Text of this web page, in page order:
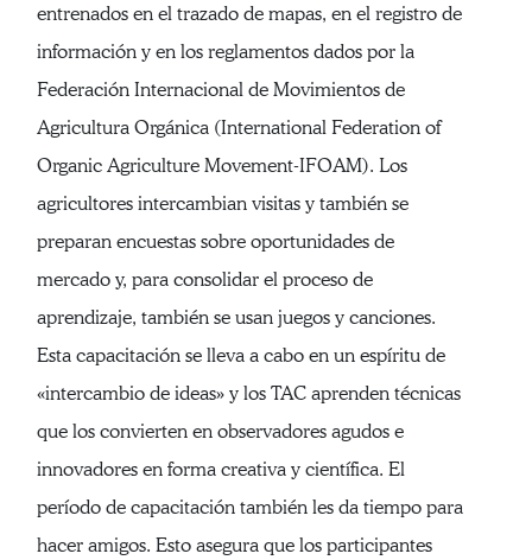
entrenados en el trazado de mapas, en el registro de
información y en los reglamentos dados por la
Federación Internacional de Movimientos de
Agricultura Orgánica (International Federation of
Organic Agriculture Movement-IFOAM). Los
agricultores intercambian visitas y también se
preparan encuestas sobre oportunidades de
mercado y, para consolidar el proceso de
aprendizaje, también se usan juegos y canciones.
Esta capacitación se lleva a cabo en un espíritu de
«intercambio de ideas» y los TAC aprenden técnicas
que los convierten en observadores agudos e
innovadores en forma creativa y científica. El
período de capacitación también les da tiempo para
hacer amigos. Esto asegura que los participantes